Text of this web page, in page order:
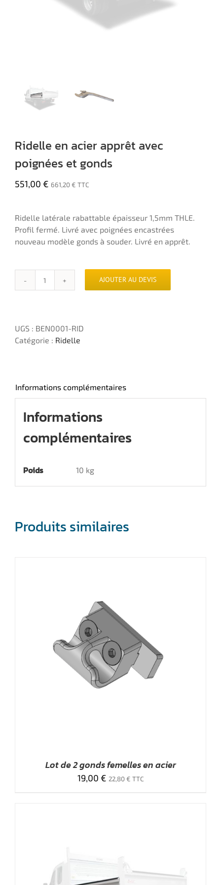
Ridelle en acier apprêt avec
poignées et gonds
551,00 € 661,20€ TTC
Ridelle latérale rabattable épaisseur 1,5mm THLE.
Profil fermé. Livré avec poignées encastrées
nouveau modèle gonds à souder. Livré en apprêt.
quantité
acier
apprêt
gonds
AJOUTER AU DEVIS
UGS : BEN0001-RID
Catégorie : Ridelle
Informations complémentaires
Informations
complémentaires
Poids 10 kg
Produits similaires
Lot de 2 gonds femelles en acier
19,00 € 22,80€ TTC